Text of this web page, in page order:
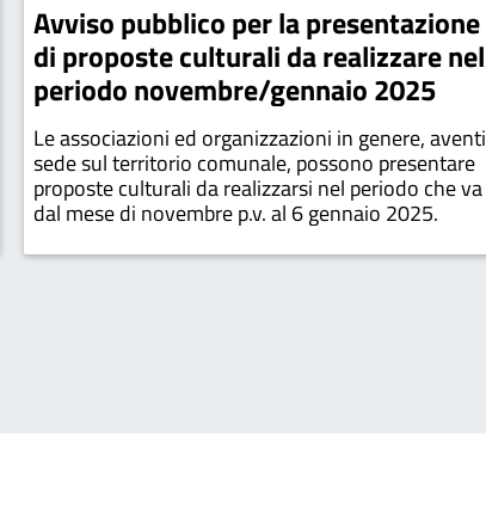
Avviso pubblico per la presentazione
di proposte culturali da realizzare nel
periodo novembre/gennaio 2025
Le associazioni ed organizzazioni in genere, aventi
sede sul territorio comunale, possono presentare
proposte culturali da realizzarsi nel periodo che va
dal mese di novembre p.v. al 6 gennaio 2025.